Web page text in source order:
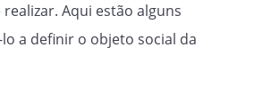
Aqui estão alguns
a definir o objeto social da